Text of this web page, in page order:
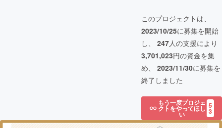
このプロジェクトは、
2023/10/25に募集を開始
し、 247人の支援により
3,701,023円の資金を集
め、 2023/11/30に募集を
終了しました
もう一度プロジェ
クトをやってほし
い
5
3